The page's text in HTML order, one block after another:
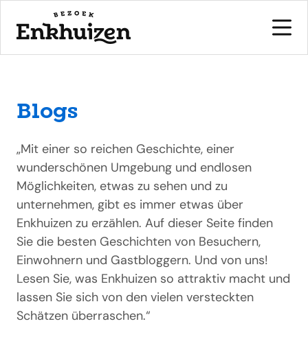
naar de inhoud
Blogs
„Mit einer so reichen Geschichte, einer
wunderschönen Umgebung und endlosen
Möglichkeiten, etwas zu sehen und zu
unternehmen, gibt es immer etwas über
Enkhuizen zu erzählen. Auf dieser Seite finden
Sie die besten Geschichten von Besuchern,
Einwohnern und Gastbloggern. Und von uns!
Lesen Sie, was Enkhuizen so attraktiv macht und
lassen Sie sich von den vielen versteckten
Schätzen überraschen.“